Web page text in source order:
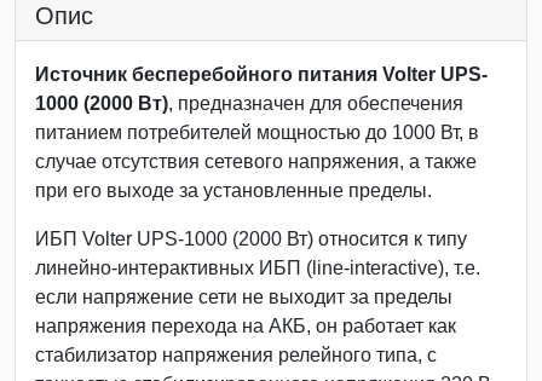
Опис
Источник бесперебойного питания Volter UPS-
1000 (2000 Вт), предназначен для обеспечения
питанием потребителей мощностью до 1000 Вт, в
случае отсутствия сетевого напряжения, а также
при его выходе за установленные пределы.
ИБП Volter UPS-1000 (2000 Вт) относится к типу
линейно-интерактивных ИБП (line-interactive), т.е.
если напряжение сети не выходит за пределы
напряжения перехода на АКБ, он работает как
стабилизатор напряжения релейного типа, с